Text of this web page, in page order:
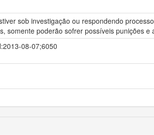
sob investigação ou respondendo
somente poderão sofrer possíveis punições
08-07;6050